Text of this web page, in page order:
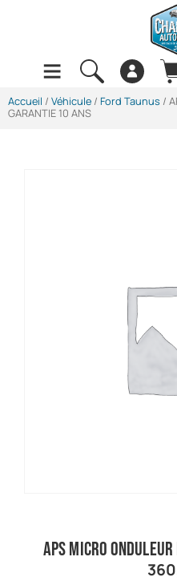
Accueil / Véhicule / Ford Taunus /
GARANTIE 10 ANS
APS MICRO